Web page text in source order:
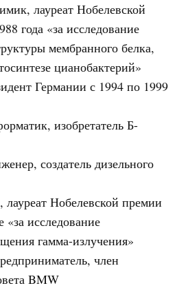
лауреат Нобелевской
года «за исследование
мембранного белка,
цианобактерий»
Германии с 1994 по 1999
изобретатель Б-
создатель дизельного
Нобелевской премии
«за исследование
гамма-излучения»
член
BMW